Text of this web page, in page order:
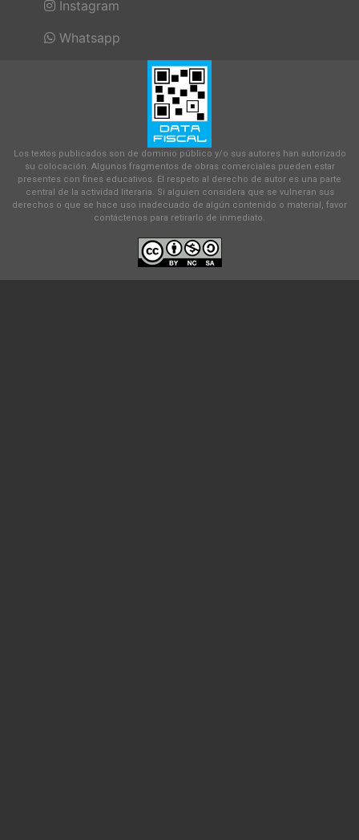
Instagram
Whatsapp
Los textos publicados son de dominio público y/o sus autores han autorizado
su colocación. Algunos fragmentos de obras comerciales pueden estar
presentes con fines educativos. El respeto al derecho de autor es una parte
central de la actividad literaria. Si alguien considera que se vulneran sus
derechos o que se hace uso inadecuado de algún contenido o material, favor
contáctenos para retirarlo de inmediato.